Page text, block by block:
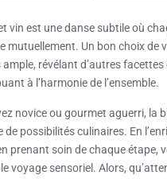
vin est une danse subtile où
mutuellement. Un bon choix de
révélant d’autres facettes
à l’harmonie de l’ensemble.
novice ou gourmet aguerri, la
de possibilités culinaires. En
prenant soin de chaque étape,
voyage sensoriel. Alors,